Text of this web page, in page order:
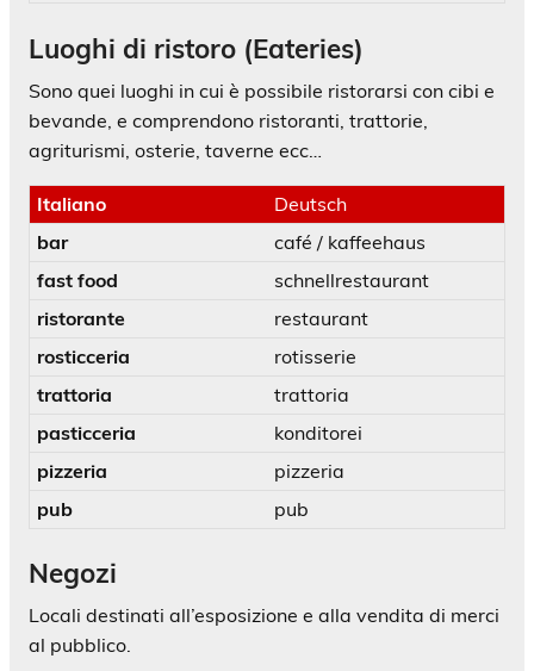
Luoghi di ristoro (Eateries)
Sono quei luoghi in cui è possibile ristorarsi con cibi e
bevande, e comprendono ristoranti, trattorie,
agriturismi, osterie, taverne ecc…
Italiano
Deutsch
bar
café / kaffeehaus
fast food
schnellrestaurant
ristorante
restaurant
rosticceria
rotisserie
trattoria
trattoria
pasticceria
konditorei
pizzeria
pizzeria
pub
pub
Negozi
Locali destinati all’esposizione e alla vendita di merci
al pubblico.